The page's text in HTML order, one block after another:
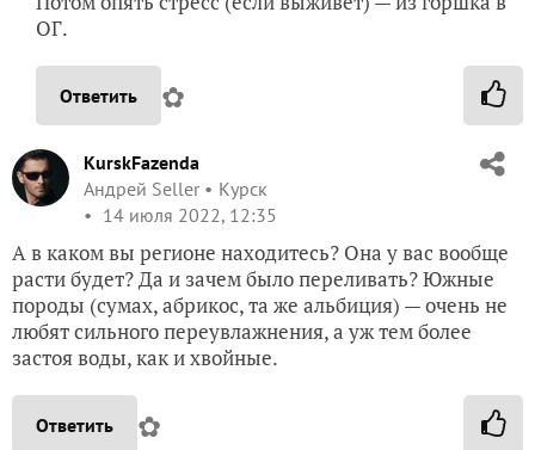
ОГ.
Ответить ✿
KurskFazenda
Андрей Seller
Курск
14 июля 2022, 12:35
А в каком вы регионе находитесь? Она у вас вообще
расти будет? Да и зачем было переливать? Южные
породы (сумах, абрикос, та же альбиция) — очень не
любят сильного переувлажнения, а уж тем более
застоя воды, как и хвойные.
Ответить ✿